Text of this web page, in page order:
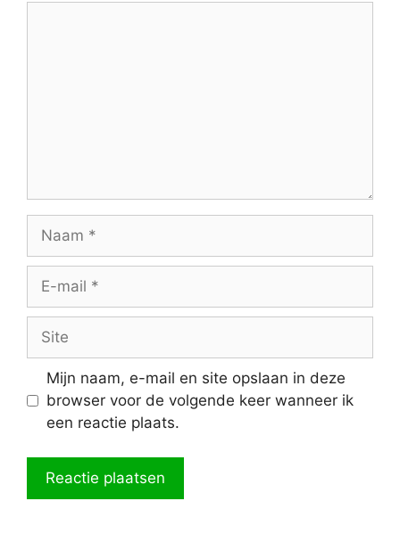
Naam
Site
Mijn naam, e-mail en site opslaan in deze
browser voor de volgende keer wanneer ik
een reactie plaats.